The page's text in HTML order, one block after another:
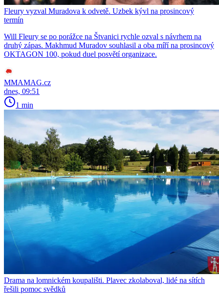
Fleury vyzval Muradova k odvetě. Uzbek kývl na prosincový
termín
Will Fleury se po porážce na Štvanici rychle ozval s návrhem na
druhý zápas. Makhmud Muradov souhlasil a oba míří na prosincový
OKTAGON 100, pokud duel posvětí organizace.
MMAMAG.cz
dnes, 09:51
1 min
Drama na lomnickém koupališti. Plavec zkolaboval, lidé na sítích
řešili pomoc svědků